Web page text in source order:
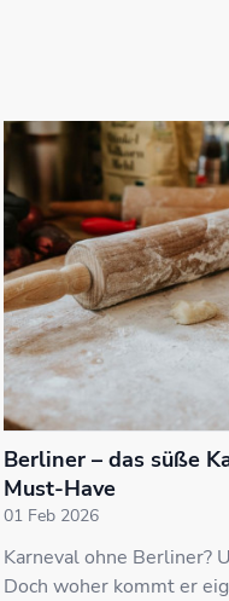
Berliner – das süße
Must-Have
01 Feb 2026
Karneval ohne Berliner?
Doch woher kommt er